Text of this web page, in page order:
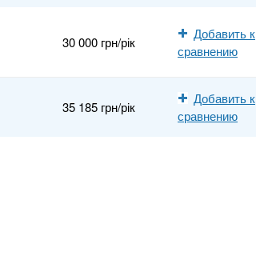
30 000 грн/рік
Добавить к
сравнению
35 185 грн/рік
Добавить к
сравнению